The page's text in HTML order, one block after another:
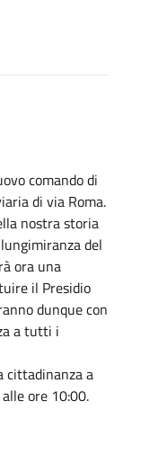
comando di
di via Roma.
nostra storia
del
ora una
il Presidio
dunque con
a tutti i
cittadinanza a
ore 10:00.